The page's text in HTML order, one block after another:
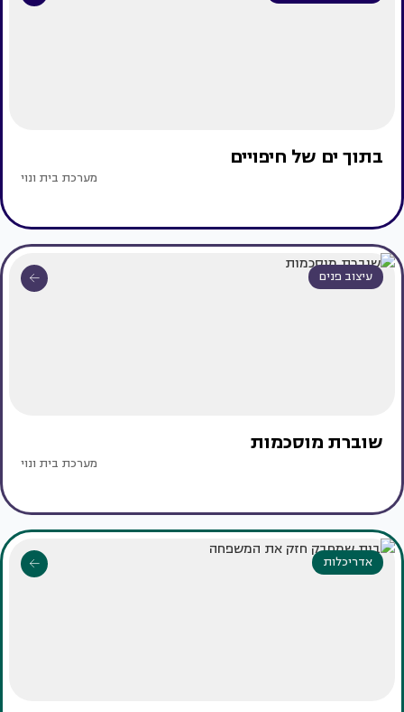
בתוך ים של חיפויים
מערכת בית ונוי
עיצוב פנים
שוברת מוסכמות
מערכת בית ונוי
אדריכלות